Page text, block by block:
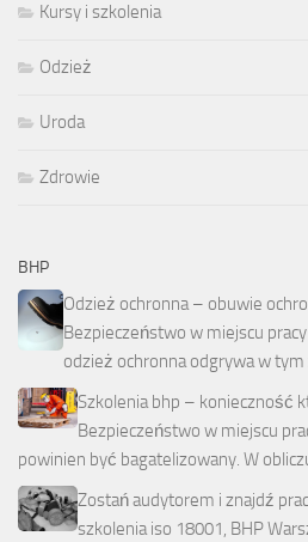
Kursy i szkolenia
Odzież
Uroda
Zdrowie
BHP
Odzież ochronna – obuwie
Bezpieczeństwo w miejscu
odzież ochronna odgrywa w
Szkolenia bhp – konieczność
Bezpieczeństwo w miejscu
powinien być bagatelizowany. W
Zostań audytorem i znajdź
szkolenia iso 18001, BHP